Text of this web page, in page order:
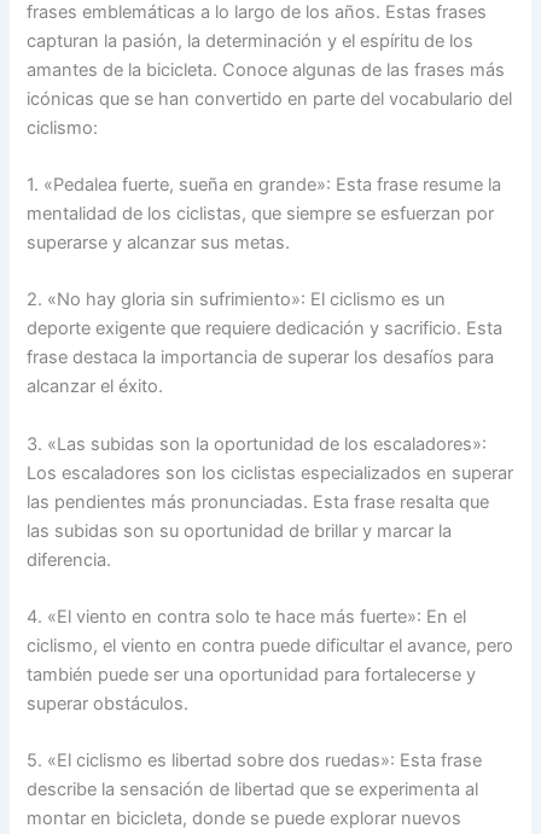
frases emblemáticas a lo largo de los años. Estas frases
capturan la pasión, la determinación y el espíritu de los
amantes de la bicicleta. Conoce algunas de las frases más
icónicas que se han convertido en parte del vocabulario del
ciclismo:
1. «Pedalea fuerte, sueña en grande»: Esta frase resume la
mentalidad de los ciclistas, que siempre se esfuerzan por
superarse y alcanzar sus metas.
2. «No hay gloria sin sufrimiento»: El ciclismo es un
deporte exigente que requiere dedicación y sacrificio. Esta
frase destaca la importancia de superar los desafíos para
alcanzar el éxito.
3. «Las subidas son la oportunidad de los escaladores»:
Los escaladores son los ciclistas especializados en superar
las pendientes más pronunciadas. Esta frase resalta que
las subidas son su oportunidad de brillar y marcar la
diferencia.
4. «El viento en contra solo te hace más fuerte»: En el
ciclismo, el viento en contra puede dificultar el avance, pero
también puede ser una oportunidad para fortalecerse y
superar obstáculos.
5. «El ciclismo es libertad sobre dos ruedas»: Esta frase
describe la sensación de libertad que se experimenta al
montar en bicicleta, donde se puede explorar nuevos